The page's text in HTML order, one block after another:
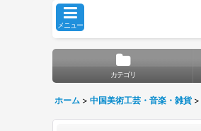
メニュー
カテゴリ
ホーム > 中国美術工芸・音楽・雑貨 >